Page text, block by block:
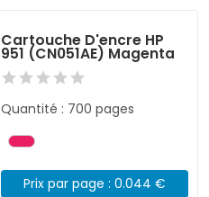
Cartouche D'encre HP
951 (CN051AE) Magenta
Quantité : 700 pages
Prix par page : 0.044 €